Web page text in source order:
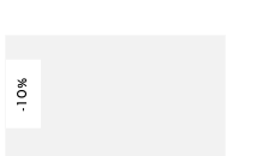
-10%